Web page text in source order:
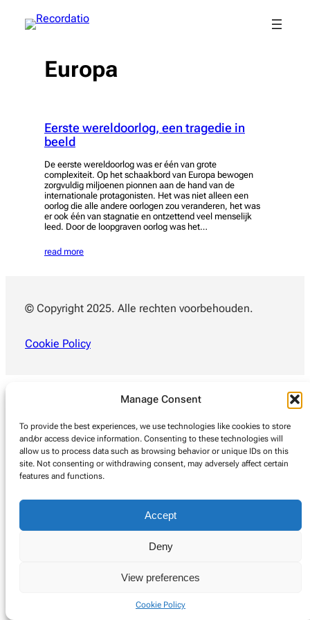
Manage Consent
To provide the best experiences, we use technologies like cookies to store
and/or access device information. Consenting to these technologies will
allow us to process data such as browsing behavior or unique IDs on this
site. Not consenting or withdrawing consent, may adversely affect certain
features and functions.
Accept
Deny
View preferences
Cookie Policy
naar
Europa
Eerste wereldoorlog, een tragedie in
beeld
De eerste wereldoorlog was er één van grote
complexiteit. Op het schaakbord van Europa bewogen
zorgvuldig miljoenen pionnen aan de hand van de
internationale protagonisten. Het was niet alleen een
oorlog die alle andere oorlogen zou veranderen, het was
er ook één van stagnatie en ontzettend veel menselijk
leed. Door de loopgraven oorlog was het…
read more
© Copyright 2025. Alle rechten voorbehouden.
Cookie Policy